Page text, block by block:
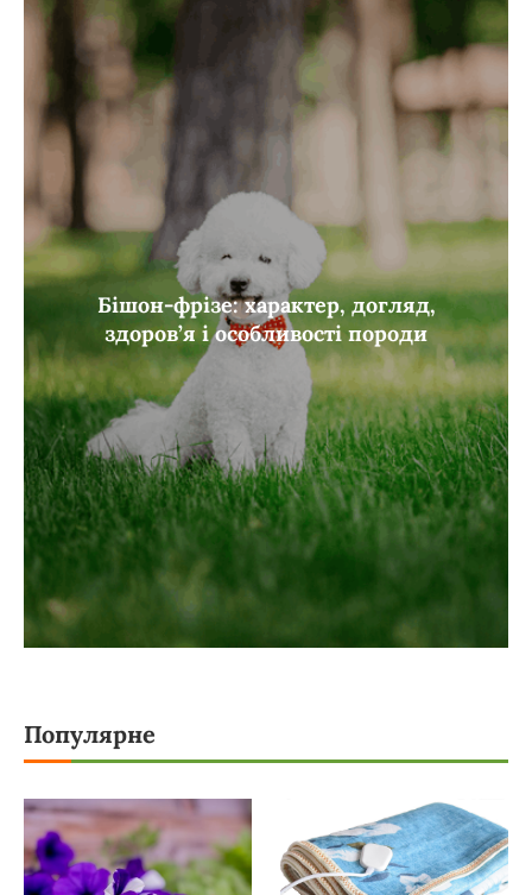
Бішон-фрізе: характер, догляд,
здоров’я і особливості породи
Популярне